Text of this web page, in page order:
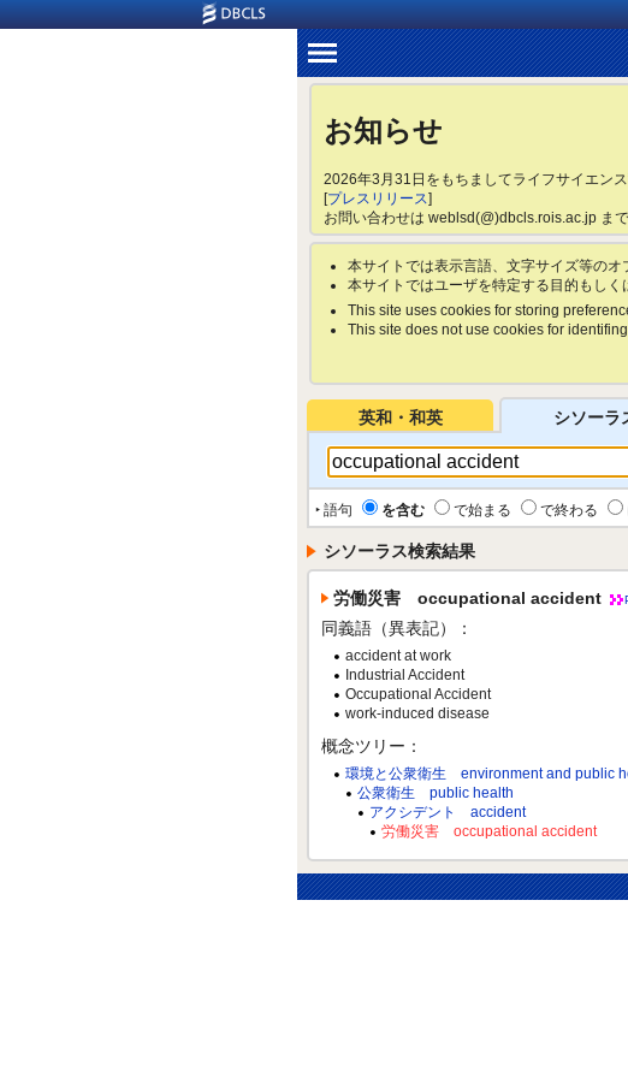
お知らせ
2026年3月31日をもちましてライフサイエン
[プレスリリース]
お問い合わせは weblsd(@)dbcls.rois.ac.jp ま
本サイトでは表示言語、文字サイズ等のオ
本サイトではユーザを特定する目的もしく
This site uses cookies for storing
This site does not use cookies for
英和・和英 シソーラ
‣ 語句 を含む で始まる で終わる
シソーラス検索結果
労働災害 occupational accident
同義語（異表記）：
accident at work
Industrial Accident
Occupational Accident
work-induced disease
概念ツリー：
環境と公衆衛生 environment and public
公衆衛生 public health
アクシデント accident
労働災害 occupational accident